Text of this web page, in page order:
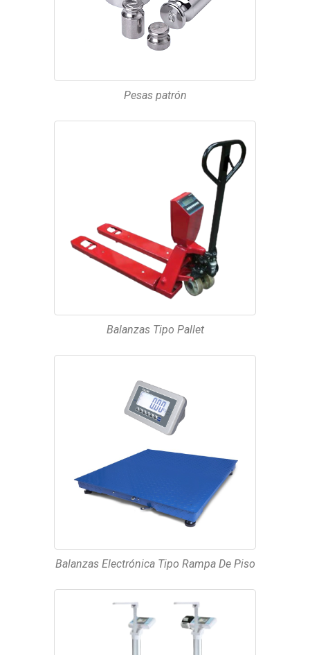
Pesas patrón
Balanzas Tipo Pallet
Balanzas Electrónica Tipo Rampa De Piso